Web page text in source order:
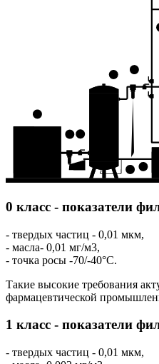
0 класс - показатели
- твердых частиц - 0,01 мкм,
- масла- 0,01 мг/м3,
- точка росы -70/-40°C.
Такие высокие требования
фармацевтической
1 класс - показатели
- твердых частиц - 0,01 мкм,